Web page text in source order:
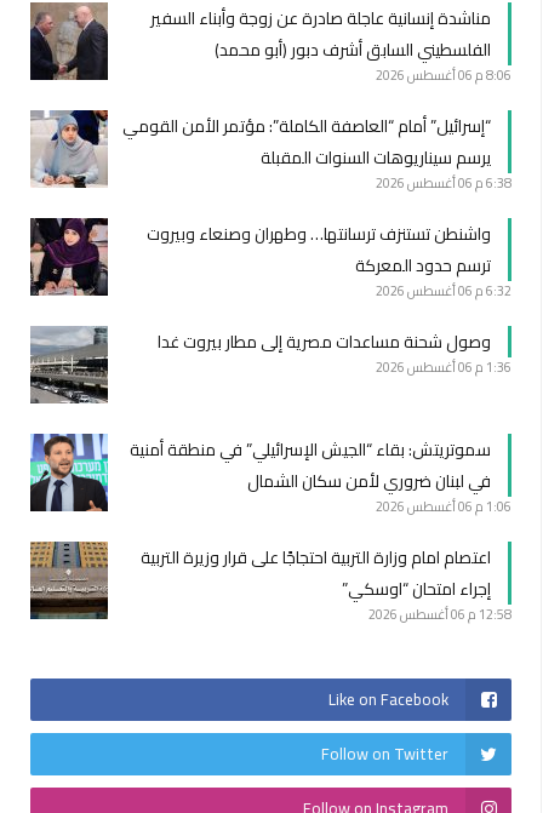
مناشدة إنسانية عاجلة صادرة عن زوجة وأبناء السفير
الفلسطيني السابق أشرف دبور (أبو محمد)
8:06 م 06 أغسطس 2026
“إسرائيل” أمام “العاصفة الكاملة”: مؤتمر الأمن القومي
يرسم سيناريوهات السنوات المقبلة
6:38 م 06 أغسطس 2026
واشنطن تستنزف ترسانتها… وطهران وصنعاء وبيروت
ترسم حدود المعركة
6:32 م 06 أغسطس 2026
وصول شحنة مساعدات مصرية إلى مطار بيروت غدا
1:36 م 06 أغسطس 2026
سموتريتش: بقاء “الجيش الإسرائيلي” في منطقة أمنية
في لبنان ضروري لأمن سكان الشمال
1:06 م 06 أغسطس 2026
اعتصام امام وزارة التربية احتجاجًا على قرار وزيرة التربية
إجراء امتحان “اوسكي”
12:58 م 06 أغسطس 2026
Like on Facebook
Follow on Twitter